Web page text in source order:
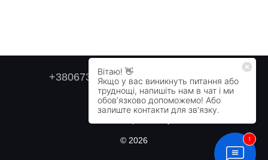
+380673179749 +380505478711
Контактна інформація
© 2026